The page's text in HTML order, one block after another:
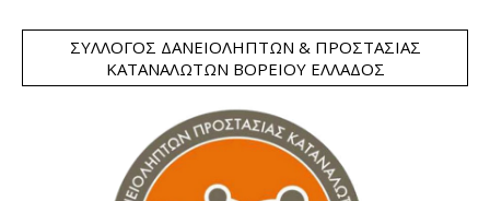
ΣΎΛΛΟΓΟΣ ΔΑΝΕΙΟΛΗΠΤΏΝ & ΠΡΟΣΤΑΣΊΑΣ
ΚΑΤΑΝΑΛΩΤΏΝ ΒΟΡΕΊΟΥ ΕΛΛΆΔΟΣ